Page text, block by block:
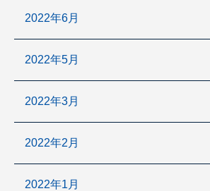
2022年6月
2022年5月
2022年3月
2022年2月
2022年1月